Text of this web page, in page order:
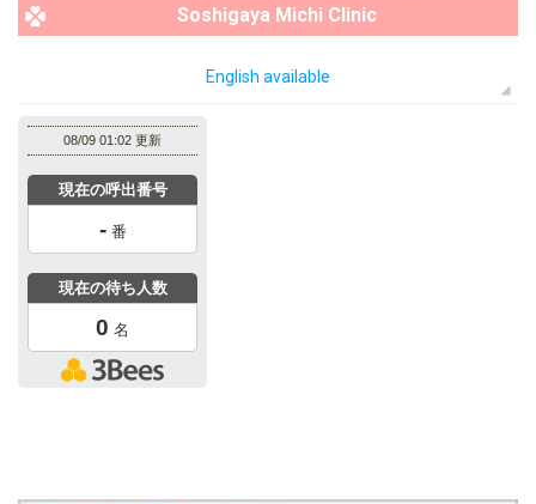
Soshigaya Michi Clinic
English available